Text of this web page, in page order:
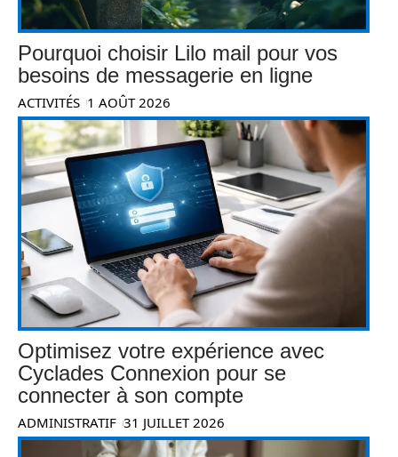
Pourquoi choisir Lilo mail pour vos
besoins de messagerie en ligne
ACTIVITÉS 1 AOÛT 2026
Optimisez votre expérience avec
Cyclades Connexion pour se
connecter à son compte
ADMINISTRATIF 31 JUILLET 2026